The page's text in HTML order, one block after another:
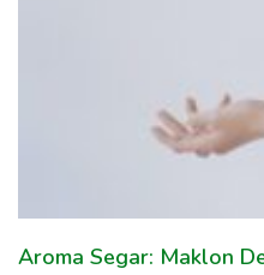
Aroma Segar: Maklon